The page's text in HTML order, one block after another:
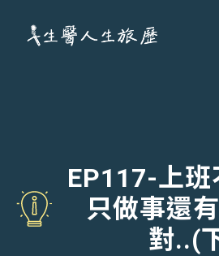
EP117-上
只做事還
對..(